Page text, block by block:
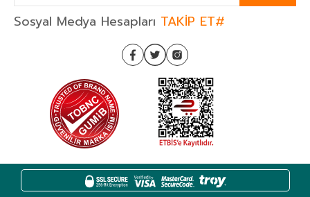
Sosyal Medya Hesapları TAKİP ET#